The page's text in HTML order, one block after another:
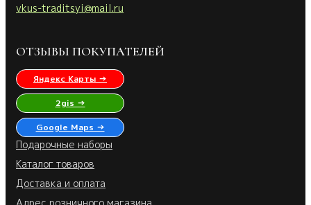
vkus-traditsyi@mail.ru
ОТЗЫВЫ ПОКУПАТЕЛЕЙ
Яндекс Карты →
2gis →
Google Maps →
Подарочные наборы
Каталог товаров
Доставка и оплата